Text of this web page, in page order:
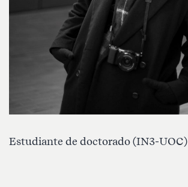
Estudiante de doctorado (IN3-UOC)